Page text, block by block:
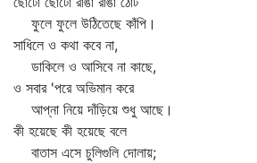
ফুলে ফুলে উঠিতেছে কাঁপি।
সাধিলে ও কথা কবে না,
ডাকিলে ও আসিবে না কাছে,
ও সবার 'পরে অভিমান করে
আপ্‌না নিয়ে দাঁড়িয়ে শুধু আছে।
কী হয়েছে কী হয়েছে বলে
বাতাস এসে চুলিগুলি দোলায়;